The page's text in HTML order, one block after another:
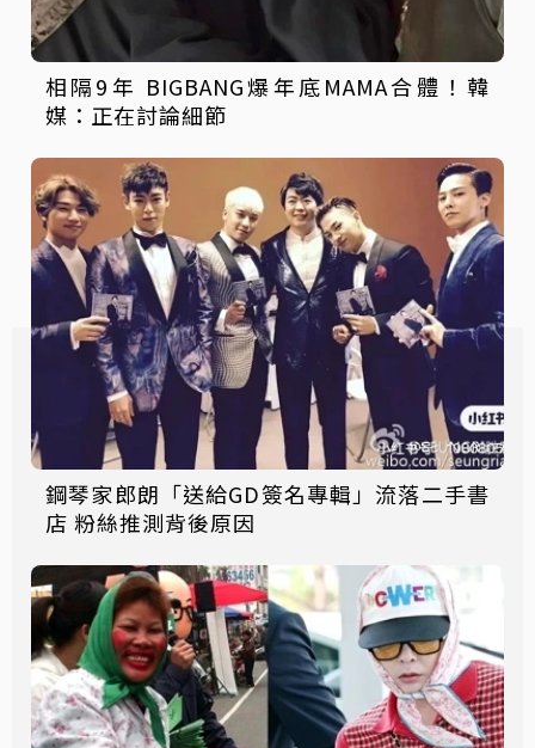
相隔9年 BIGBANG爆年底MAMA合體！韓
媒：正在討論細節
鋼琴家郎朗「送給GD簽名專輯」流落二手書
店 粉絲推測背後原因